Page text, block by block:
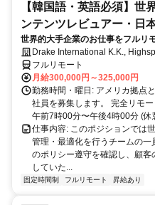
【韓国語・英語必須】世
ンテンツレビュアー・日
世界的大手企業のお仕事をフルリ
Drake International K.K.,
フルリモート
月給300,000円～325,000円
勤務時間・曜日: アメリカ拠点
社員を募集します。 完全リモ
午前7時00分〜午後4時00分 (
仕事内容: このポジションでは
管理・最適化を行うチームの一
のポリシー遵守を確認し、顧
していた...
固定時間制 フルリモート 昇給あり